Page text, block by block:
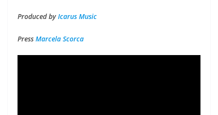
Produced byIcarus Music
Press Marcela Scorca